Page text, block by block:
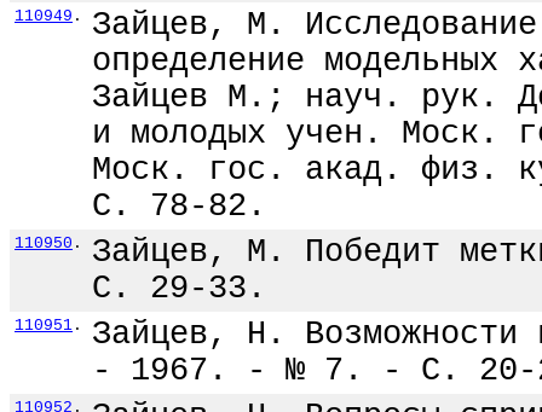
110949 .
Зайцев, М.
определение модельных
Зайцев М.; науч. рук.
и молодых учен. Моск.
Моск. гос. акад. физ.
С. 78-82.
110950 .
Зайцев, М. Победит
С. 29-33.
110951 .
Зайцев, Н.
- 1967. - № 7. - С. 20-
110952 .